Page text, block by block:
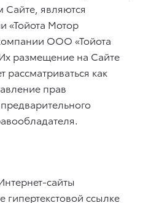
являются
«Тойота Мотор
ООО «Тойота
размещение на Сайте
как
прав
сайты
ссылке